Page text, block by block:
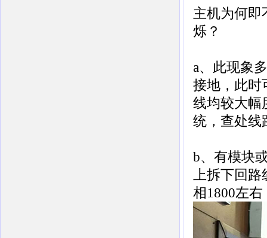
主机为何即
烁？
a、此现象
接地，此时
线均较大幅
统，查处线
b、有模块
上拆下回
相1800左